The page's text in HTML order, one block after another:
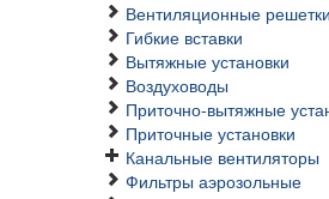
Вентиляционные решетки
Гибкие вставки
Вытяжные установки
Воздуховоды
Приточно-вытяжные
Приточные установки
Канальные вентиляторы
Фильтры аэрозольные